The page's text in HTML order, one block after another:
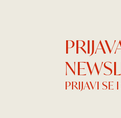
PRIJAVI SE